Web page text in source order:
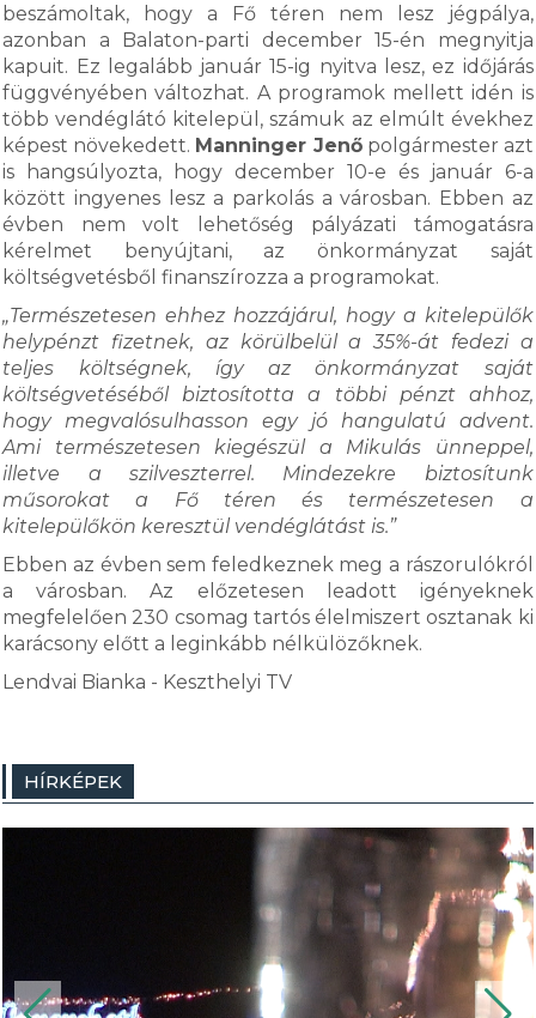
beszámoltak, hogy a Fő téren nem lesz jégpálya,
azonban a Balaton-parti december 15-én megnyitja
kapuit. Ez legalább január 15-ig nyitva lesz, ez időjárás
függvényében változhat. A programok mellett idén is
több vendéglátó kitelepül, számuk az elmúlt évekhez
képest növekedett. Manninger Jenőpolgármester azt
is hangsúlyozta, hogy december 10-e és január 6-a
között ingyenes lesz a parkolás a városban. Ebben az
évben nem volt lehetőség pályázati támogatásra
kérelmet benyújtani, az önkormányzat saját
költségvetésből finanszírozza a programokat.
„Természetesen ehhez hozzájárul, hogy a kitelepülők
helypénzt fizetnek, az körülbelül a 35%-át fedezi a
teljes költségnek, így az önkormányzat saját
költségvetéséből biztosította a többi pénzt ahhoz,
hogy megvalósulhasson egy jó hangulatú advent.
Ami természetesen kiegészül a Mikulás ünneppel,
illetve a szilveszterrel. Mindezekre biztosítunk
műsorokat a Fő téren és természetesen a
kitelepülőkön keresztül vendéglátást is.”
Ebben az évben sem feledkeznek meg a rászorulókról
a városban. Az előzetesen leadott igényeknek
megfelelően 230 csomag tartós élelmiszert osztanak ki
karácsony előtt a leginkább nélkülözőknek.
Lendvai Bianka - Keszthelyi TV
HÍRKÉPEK